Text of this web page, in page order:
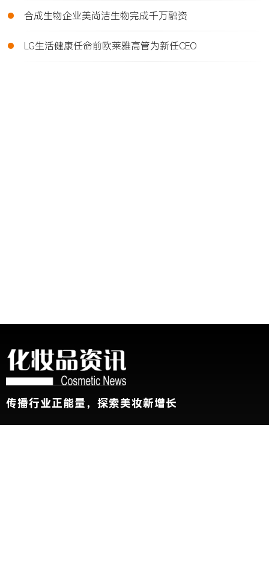
• 合成生物企业美尚洁生物完成千万融资
• LG生活健康任命前欧莱雅高管为新任CEO
传播行业正能量，探索美妆新增长